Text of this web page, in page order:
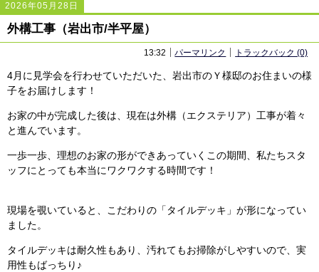
2026年05月28日
外構工事（岩出市/半平屋）
13:32 パーマリンク トラックバック (0)
4月に見学会を行わせていただいた、岩出市のＹ様邸のお住まいの様
子をお届けします！
お家の中が完成した後は、現在は外構（エクステリア）工事が着々
と進んでいます。
一歩一歩、理想のお家の形ができあっていくこの期間、私たちスタ
ッフにとっても本当にワクワクする時間です！
現場を覗いていると、こだわりの「タイルデッキ」が形になってい
ました。
タイルデッキは耐久性もあり、汚れてもお掃除がしやすいので、実
用性もばっちり♪